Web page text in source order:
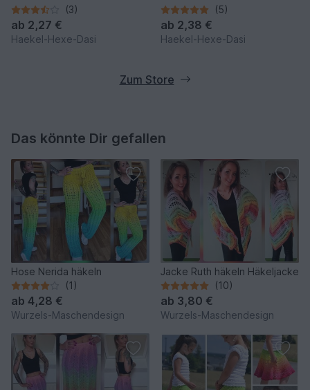
(3)
ab 2,27 €
Haekel-Hexe-Dasi
(5)
ab 2,38 €
Haekel-Hexe-Dasi
Zum Store
Das könnte Dir gefallen
Hose Nerida häkeln
(1)
ab 4,28 €
Wurzels-Maschendesign
Jacke Ruth häkeln Häkeljacke
(10)
ab 3,80 €
Wurzels-Maschendesign